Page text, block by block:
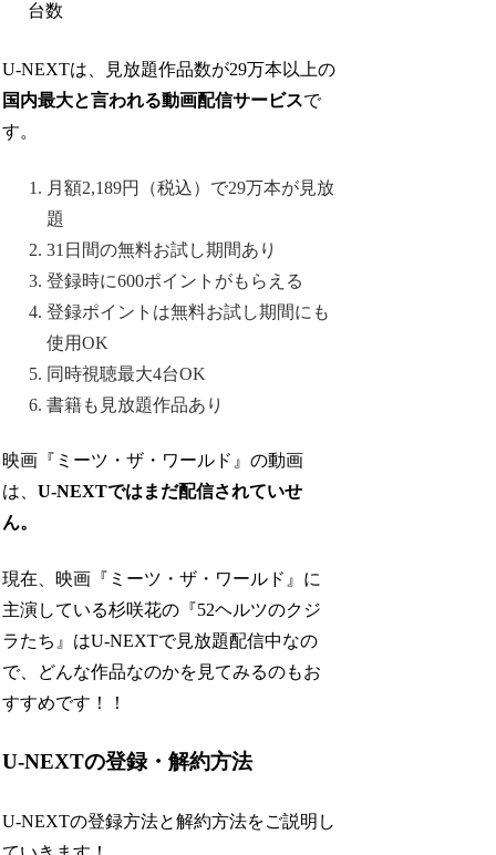
台数
U-NEXTは、見放題作品数が29万本以上の
国内最大と言われる動画配信サービスで
す。
月額2,189円（税込）で29万本が見放
題
31日間の無料お試し期間あり
登録時に600ポイントがもらえる
登録ポイントは無料お試し期間にも
使用OK
同時視聴最大4台OK
書籍も見放題作品あり
映画『ミーツ・ザ・ワールド』の動画
は、U-NEXTではまだ配信されていせ
ん。
現在、映画『ミーツ・ザ・ワールド』に
主演している杉咲花の『52ヘルツのクジ
ラたち』はU-NEXTで見放題配信中なの
で、どんな作品なのかを見てみるのもお
すすめです！！
U-NEXTの登録・解約方法
U-NEXTの登録方法と解約方法をご説明し